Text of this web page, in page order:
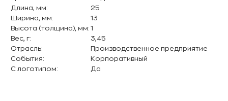
Длина, мм:
25
Ширина, мм:
13
Высота (толщина), мм: 1
Вес, г:
3,45
Отрасль:
Производственное предприятие
События:
Корпоративный
С логотипом:
Да